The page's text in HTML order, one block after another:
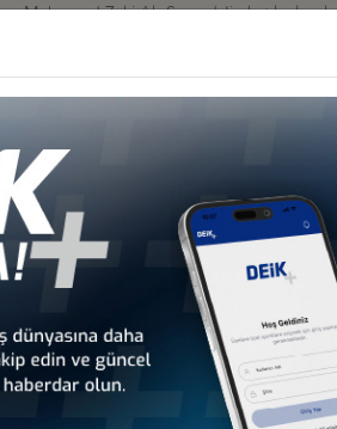
Mohamed Zaki Al- Sewedy'in